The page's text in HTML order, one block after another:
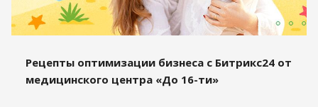
Рецепты оптимизации бизнеса с Битрикс24 от
медицинского центра «До 16-ти»